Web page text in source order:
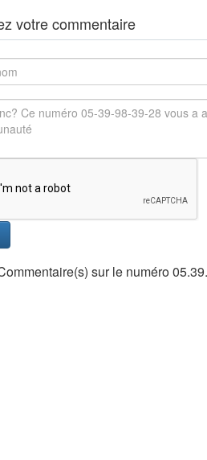
votre commentaire
sur le numéro